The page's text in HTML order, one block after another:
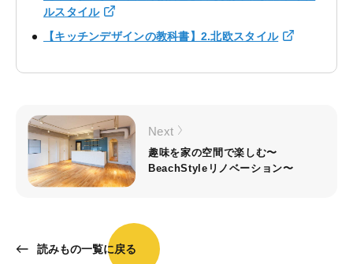
ルスタイル
【キッチンデザインの教科書】2.北欧スタイル
読みもの一覧に戻る
Next
趣味を家の空間で楽しむ〜
BeachStyleリノベーション〜